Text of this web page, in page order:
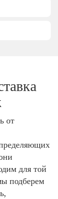
от
для той
подберем